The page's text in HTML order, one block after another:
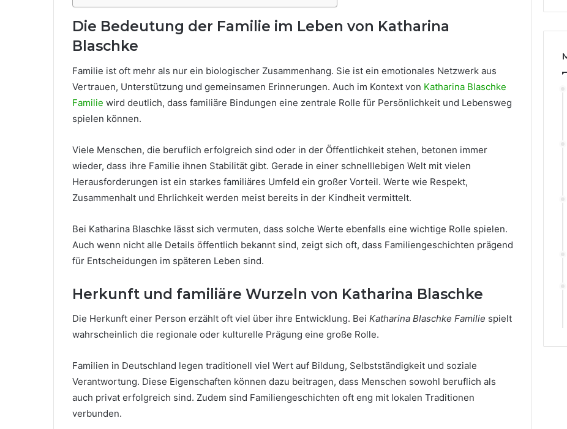
Die Bedeutung der Familie im Leben von Katharina
Blaschke
Familie ist oft mehr als nur ein biologischer Zusammenhang. Sie ist ein emotionales Netzwerk aus
Vertrauen, Unterstützung und gemeinsamen Erinnerungen. Auch im Kontext von Katharina Blaschke
Familie wird deutlich, dass familiäre Bindungen eine zentrale Rolle für Persönlichkeit und Lebensweg
spielen können.
Viele Menschen, die beruflich erfolgreich sind oder in der Öffentlichkeit stehen, betonen immer
wieder, dass ihre Familie ihnen Stabilität gibt. Gerade in einer schnelllebigen Welt mit vielen
Herausforderungen ist ein starkes familiäres Umfeld ein großer Vorteil. Werte wie Respekt,
Zusammenhalt und Ehrlichkeit werden meist bereits in der Kindheit vermittelt.
Bei Katharina Blaschke lässt sich vermuten, dass solche Werte ebenfalls eine wichtige Rolle spielen.
Auch wenn nicht alle Details öffentlich bekannt sind, zeigt sich oft, dass Familiengeschichten prägend
für Entscheidungen im späteren Leben sind.
Herkunft und familiäre Wurzeln von Katharina Blaschke
Die Herkunft einer Person erzählt oft viel über ihre Entwicklung. Bei Katharina Blaschke Familie spielt
wahrscheinlich die regionale oder kulturelle Prägung eine große Rolle.
Familien in Deutschland legen traditionell viel Wert auf Bildung, Selbstständigkeit und soziale
Verantwortung. Diese Eigenschaften können dazu beitragen, dass Menschen sowohl beruflich als
auch privat erfolgreich sind. Zudem sind Familiengeschichten oft eng mit lokalen Traditionen
verbunden.